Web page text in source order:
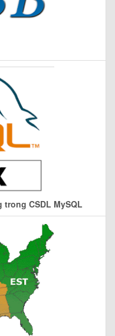
CSDL MySQL